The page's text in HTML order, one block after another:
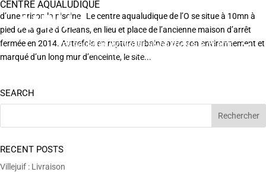
CENTRE AQUALUDIQUE
d’une prison la piscine Le centre aqualudique de l’O se situe à 10mn à
pied de la gare d’Orléans, en lieu et place de l’ancienne maison d’arrêt
fermée en 2014. Autrefois en rupture urbaine avec son environnement et
marqué d’un long mur d’enceinte, le site...
SEARCH
RECENT POSTS
Villejuif : Livraison
EN POURSUIVANT VOTRE NAVIGATION SUR CE SITE
VOUS ACCEPTEZ L’UTILISATION DE COOKIES
AFIN DE RÉALISER DES STATISTIQUES ANONYMES DE VISITE.
X